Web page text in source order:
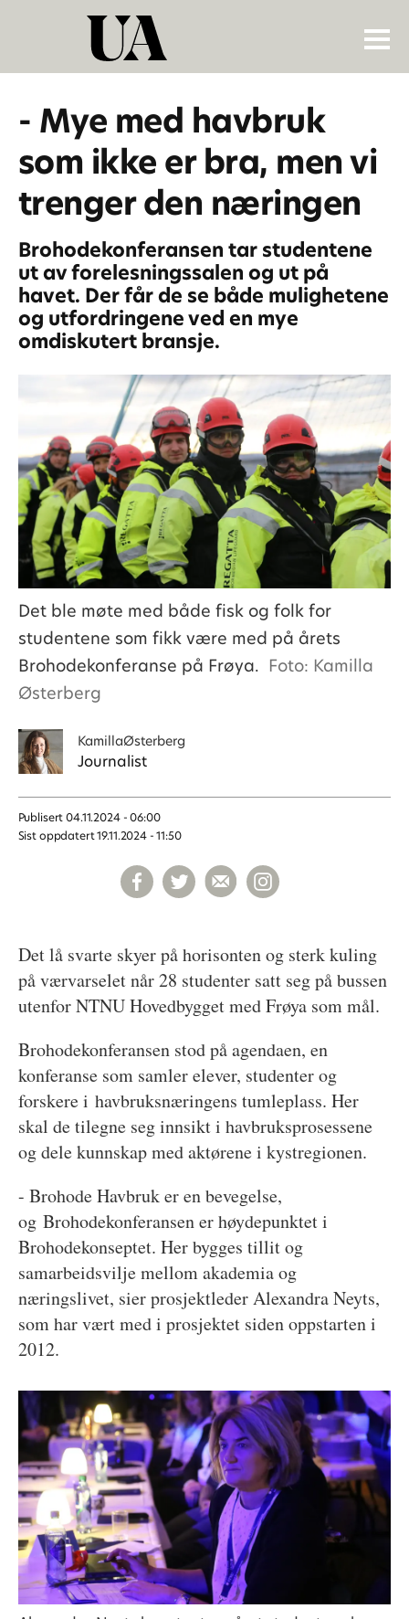
- Mye med havbruk
som ikke er bra, men vi
trenger den næringen
Brohodekonferansen tar studentene
ut av forelesningssalen og ut på
havet. Der får de se både mulighetene
og utfordringene ved en mye
omdiskutert bransje.
Det ble møte med både fisk og folk for
studentene som fikk være med på årets
Brohodekonferanse på Frøya. Foto: Kamilla
Østerberg
KamillaØsterberg
Journalist
Publisert
04.11.2024 - 06:00
Sist oppdatert 19.11.2024 - 11:50
Det lå svarte skyer på horisonten og sterk kuling
på værvarselet når 28 studenter satt seg på bussen
utenfor NTNU Hovedbygget med Frøya som mål.
Brohodekonferansen stod på agendaen, en
konferanse som samler elever, studenter og
forskere i havbruksnæringens tumleplass. Her
skal de tilegne seg innsikt i havbruksprosessene
og dele kunnskap med aktørene i kystregionen.
- Brohode Havbruk er en bevegelse,
og Brohodekonferansen er høydepunktet i
Brohodekonseptet. Her bygges tillit og
samarbeidsvilje mellom akademia og
næringslivet, sier prosjektleder Alexandra Neyts,
som har vært med i prosjektet siden oppstarten i
2012.